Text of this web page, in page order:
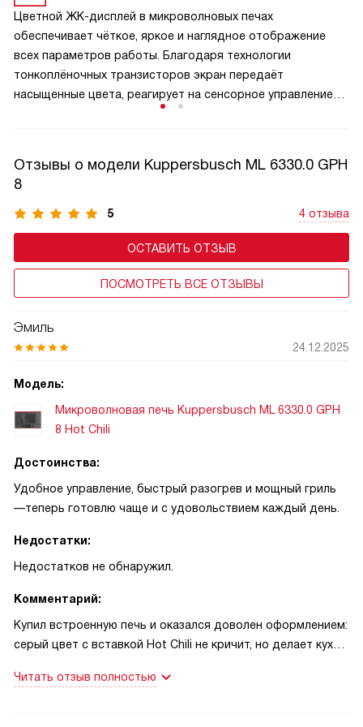
Цветной ЖК-дисплей в микроволновых печах
обеспечивает чёткое, яркое и наглядное отображение
всех параметров работы. Благодаря технологии
тонкоплёночных транзисторов экран передаёт
насыщенные цвета, реагирует на сенсорное управление
делает управление интуитивным даже для новичков
и добавляет технике премиальный вид. В моделях
с автоматическими программами дисплей может
показывать подсказки, этапы приготовления.
Отзывы о модели Kuppersbusch ML 6330.0 GPH
8
5 4 отзыва
ОСТАВИТЬ ОТЗЫВ
ПОСМОТРЕТЬ ВСЕ ОТЗЫВЫ
Эмиль
24.12.2025
Модель:
Микроволновая печь Kuppersbusch ML 6330.0 GPH
8 Hot Chili
Достоинства:
Удобное управление, быстрый разогрев и мощный гриль
—теперь готовлю чаще и с удовольствием каждый день.
Недостатки:
Недостатков не обнаружил.
Комментарий:
Купил встроенную печь и оказался доволен оформлением:
серый цвет с вставкой Hot Chili не кричит, но делает кухню
керамическим дном реально облегчает чистку: жир и
Читать отзыв полностью